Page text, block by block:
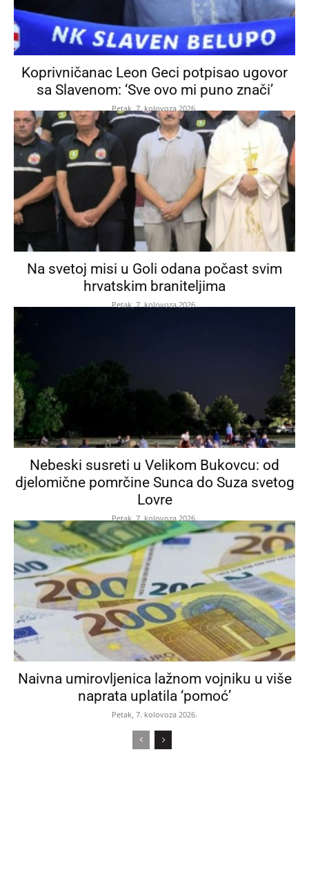
Koprivničanac Leon Geci potpisao ugovor
sa Slavenom: ‘Sve ovo mi puno znači’
Petak, 7. kolovoza 2026.
Na svetoj misi u Goli odana počast svim
hrvatskim braniteljima
Petak, 7. kolovoza 2026.
Nebeski susreti u Velikom Bukovcu: od
djelomične pomrčine Sunca do Suza svetog
Lovre
Petak, 7. kolovoza 2026.
Naivna umirovljenica lažnom vojniku u više
naprata uplatila ‘pomoć’
Petak, 7. kolovoza 2026.